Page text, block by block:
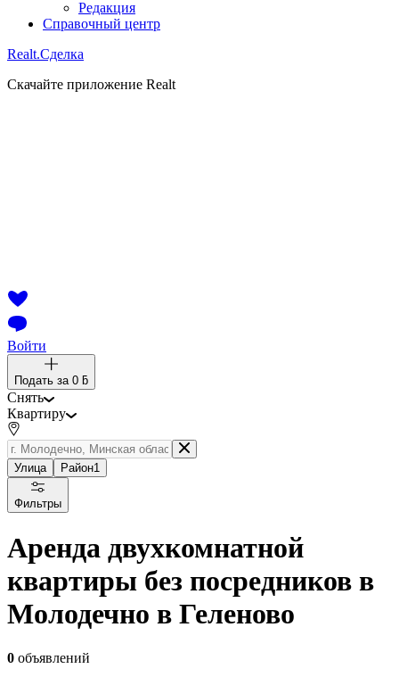
Редакция
Справочный центр
Realt.Сделка
Скачайте приложение Realt
Войти
Подать за 0 ƃ
Снять
Квартиру
Улица Район1
Фильтры
Аренда двухкомнатной
квартиры без посредников в
Молодечно в Геленово
0 объявлений